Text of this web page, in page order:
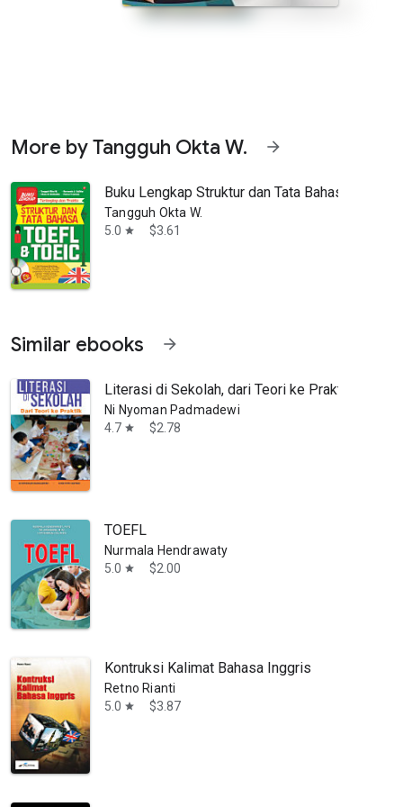
More by Tangguh Okta W. arrow_forward
Buku Lengkap Struktur dan Tata Bahasa TOEFL
Tangguh Okta W.
5.0 star $3.61
Similar ebooks arrow_forward
Literasi di Sekolah, dari Teori ke Praktik
Ni Nyoman Padmadewi
4.7 star $2.78
TOEFL
Nurmala Hendrawaty
5.0 star $2.00
Kontruksi Kalimat Bahasa Inggris
Retno Rianti
5.0 star $3.87